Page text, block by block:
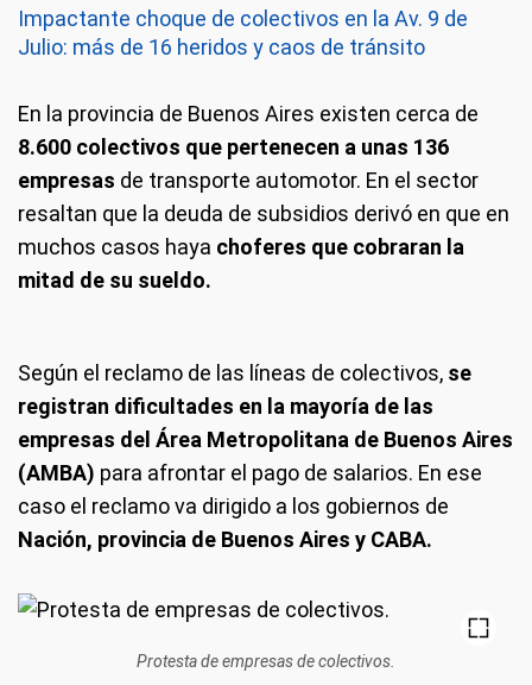
Impactante choque de colectivos en la Av. 9 de
Julio: más de 16 heridos y caos de tránsito
En la provincia de Buenos Aires existen cerca de
8.600 colectivos que pertenecen a unas 136
empresas de transporte automotor. En el sector
resaltan que la deuda de subsidios derivó en que en
muchos casos haya choferes que cobraran la
mitad de su sueldo.
Según el reclamo de las líneas de colectivos, se
registran dificultades en la mayoría de las
empresas del Área Metropolitana de Buenos Aires
(AMBA) para afrontar el pago de salarios. En ese
caso el reclamo va dirigido a los gobiernos de
Nación, provincia de Buenos Aires y CABA.
Protesta de empresas de colectivos.